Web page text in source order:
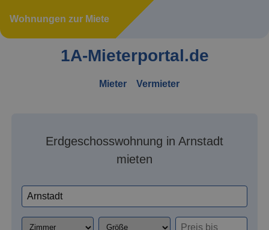
Wohnungen zur Miete
1A-Mieterportal.de
Mieter Vermieter
Erdgeschosswohnung in Arnstadt
mieten